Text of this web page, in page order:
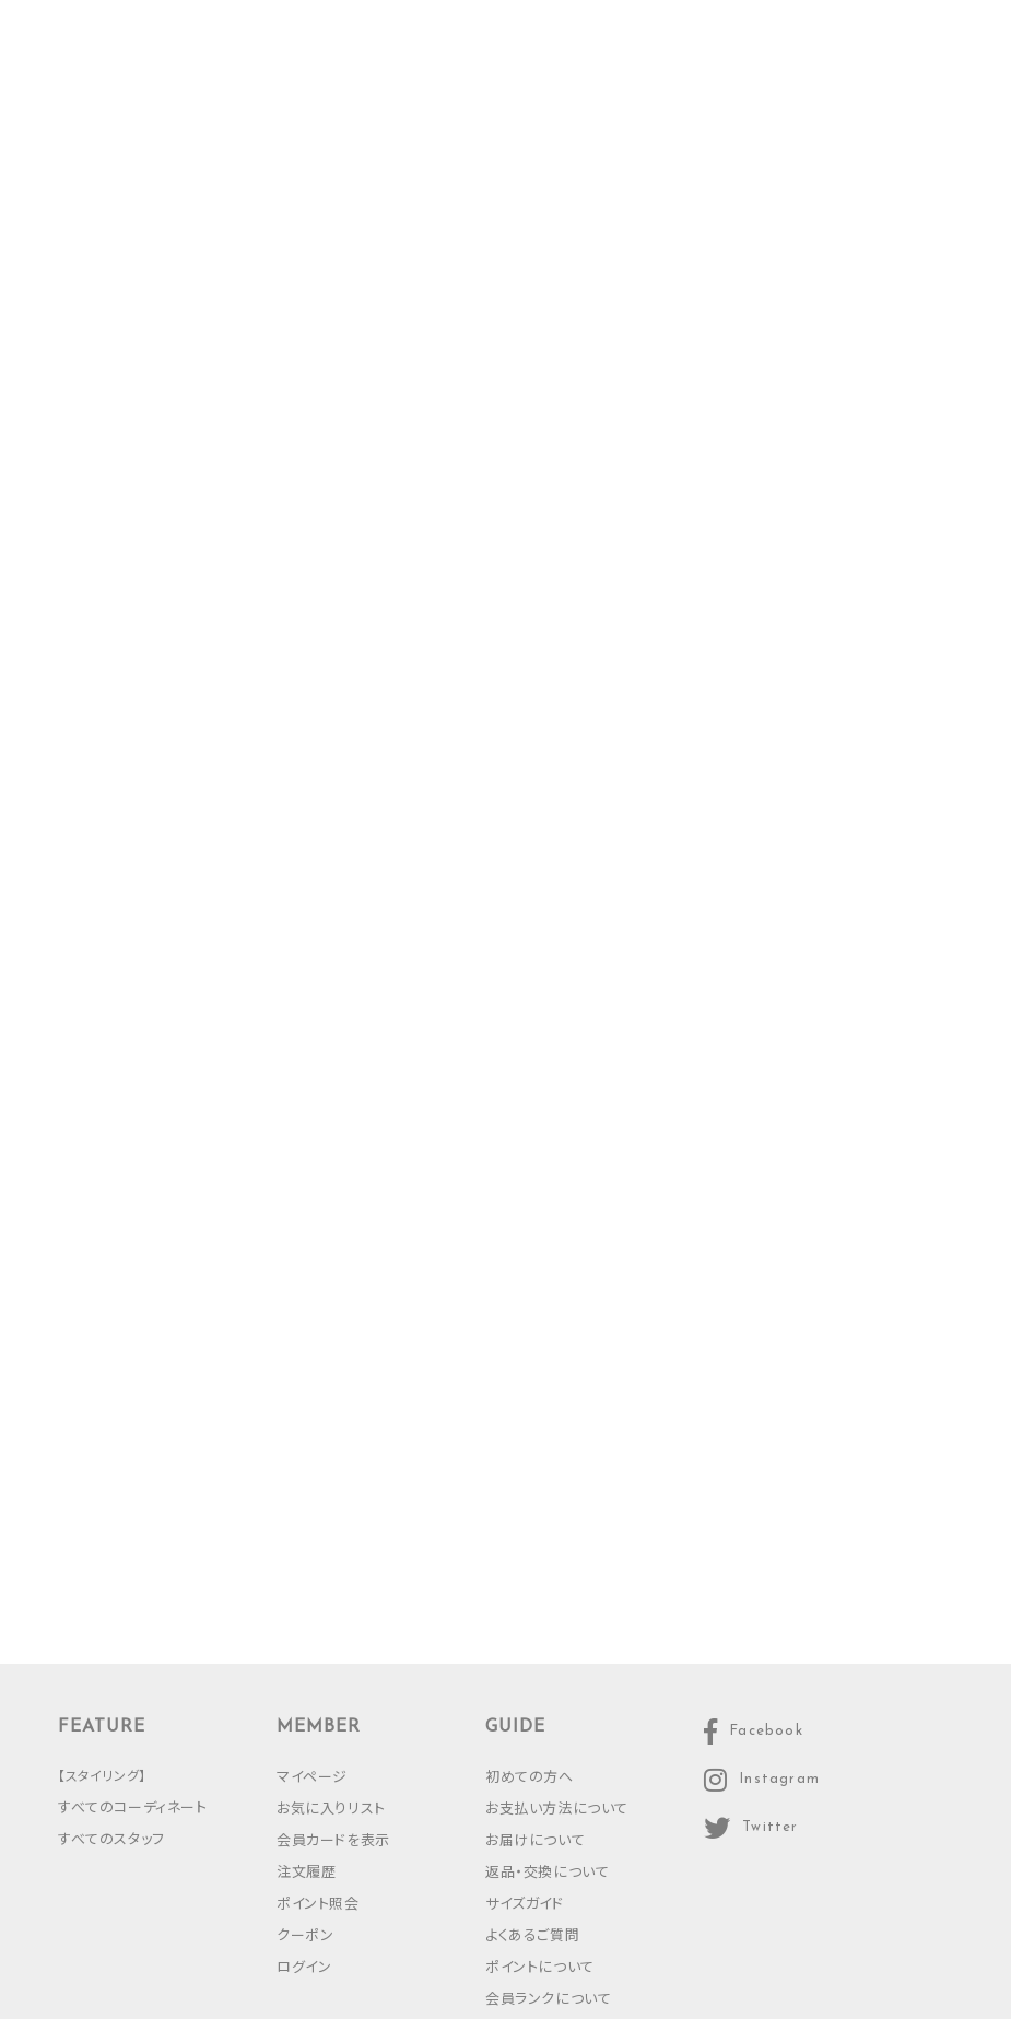
FEATURE
【スタイリング】
すべてのコーディネート
すべてのスタッフ
MEMBER
マイページ
お気に入りリスト
会員カードを表示
注文履歴
ポイント照会
クーポン
ログイン
GUIDE
初めての方へ
お支払い方法について
お届けについて
返品・交換について
サイズガイド
よくあるご質問
ポイントについて
会員ランクについて
Facebook
Instagram
Twitter